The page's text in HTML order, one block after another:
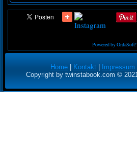
Powered by OrdaSoft!
Home Kontakt Impressum
Copyright by twinstabook.com ©